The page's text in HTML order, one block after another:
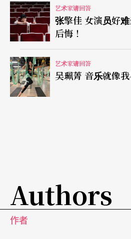
种音乐形式。我的水磨新调唱
至今可以说是中国大陆做传统
中最受到瞩目的，我很自豪。
乐的传承与创新，依然有著非
新调的第二张唱片，当然是千
经准备得差不多了，我希望能
艺术家请回答
张擎佳 女演员好
后悔！
艺术家请回答
吴珮菁 音乐就像
Authors
作者